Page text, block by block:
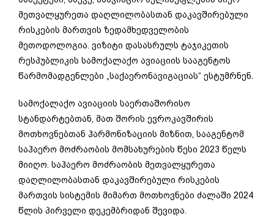
მეთვალყურეთა დაღლილობასთან დაკავშირებული
რისკების მართვის ზედამხედველობის
მეთოდოლოგია. ვიზიტი დასასრულს ტაჯიკეთის
რესპუბლიკის სამოქალაქო ავიაციის სააგენტოს
წარმომადგენლები „საქაერონავიგაციას“ ესტუმრნენ.
სამოქალაქო ავიაციის საერთაშორისო
სტანდარტებთან, მათ შორის ევროკავშირის
მოთხოვნებთან ჰარმონიზაციის მიზნით, სააგენტომ
საჰაერო მოძრაობის მომსახურების წესი 2023 წელს
მიიღო. საჰაერო მოძრაობის მეთვალყურეთა
დაღლილობასთან დაკავშირებული რისკების
მართვის სისტემის მიმართ მოთხოვნები ძალაში 2024
წლის პირველი დეკემბრიდან შევიდა.